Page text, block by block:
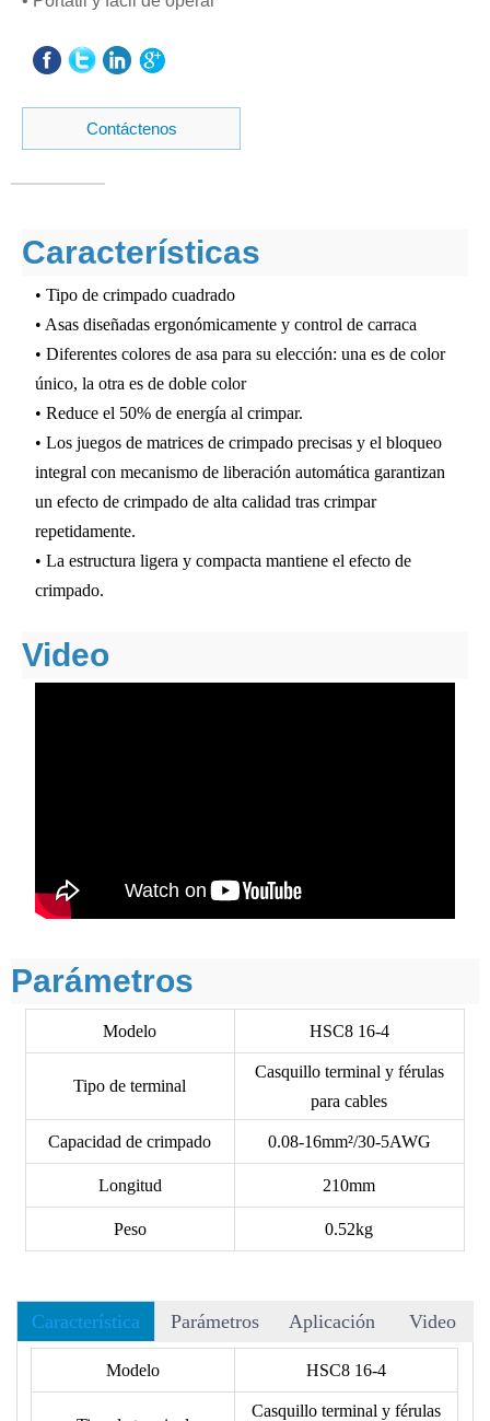
Contáctenos
Características
• Tipo de crimpado cuadrado
• Asas diseñadas ergonómicamente y control de carraca
• Diferentes colores de asa para su elección: una es de color
único, la otra es de doble color
• Reduce el 50% de energía al crimpar.
• Los juegos de matrices de crimpado precisas y el bloqueo
integral con mecanismo de liberación automática garantizan
un efecto de crimpado de alta calidad tras crimpar
repetidamente.
• La estructura ligera y compacta mantiene el efecto de
crimpado.
Video
Parámetros
Modelo HSC8 16-4
Tipo de terminal
Casquillo terminal y férulas
para cables
Capacidad de crimpado 0.08-16mm²/30-5AWG
Longitud 210mm
Peso 0.52kg
Característica Parámetros Aplicación Video
Modelo HSC8 16-4
Casquillo terminal y férulas
• Tipo de crimpado cuadrado
• Asas diseñadas ergonómicamente y control de carraca